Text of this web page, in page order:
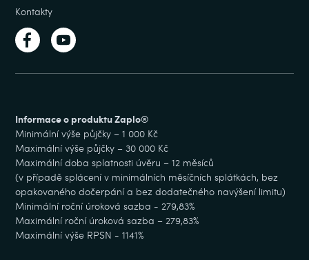
Kontakty
Informace o produktu Zaplo®
Minimální výše půjčky – 1 000 Kč
Maximální výše půjčky – 30 000 Kč
Maximální doba splatnosti úvěru – 12 měsíců
(v případě splácení v minimálních měsíčních splátkách, bez
opakovaného dočerpání a bez dodatečného navýšení limitu)
Minimální roční úroková sazba - 279,83%
Maximální roční úroková sazba – 279,83%
Maximální výše RPSN - 1141%